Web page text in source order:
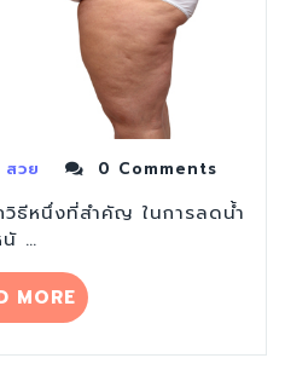
สวย 0 Comments
ธีหนึ่งที่สำคัญ ในการลดน้ำ
นั …
MORE“กิน
มื้อ
เย็น